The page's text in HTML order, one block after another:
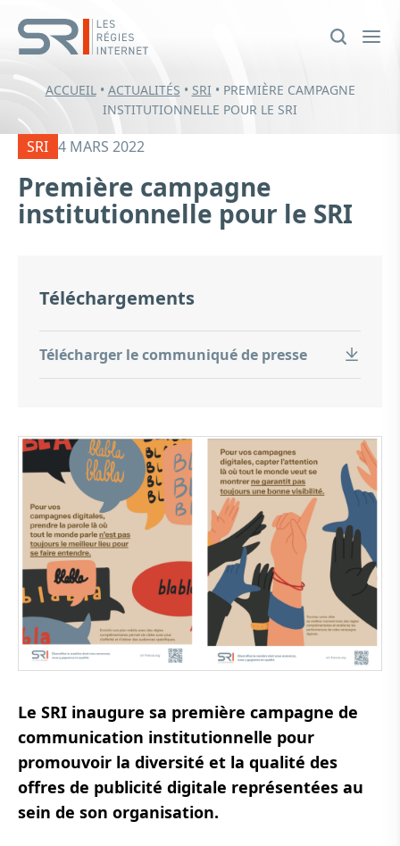
ACCUEIL• ACTUALITÉS • SRI • PREMIÈRE CAMPAGNE
INSTITUTIONNELLE POUR LE SRI
SRI 4 MARS 2022
Première campagne
institutionnelle pour le SRI
Le SRI inaugure sa première campagne de
communication institutionnelle pour
promouvoir la diversité et la qualité des
offres de publicité digitale représentées au
sein de son organisation.
Téléchargements
Télécharger le communiqué de presse